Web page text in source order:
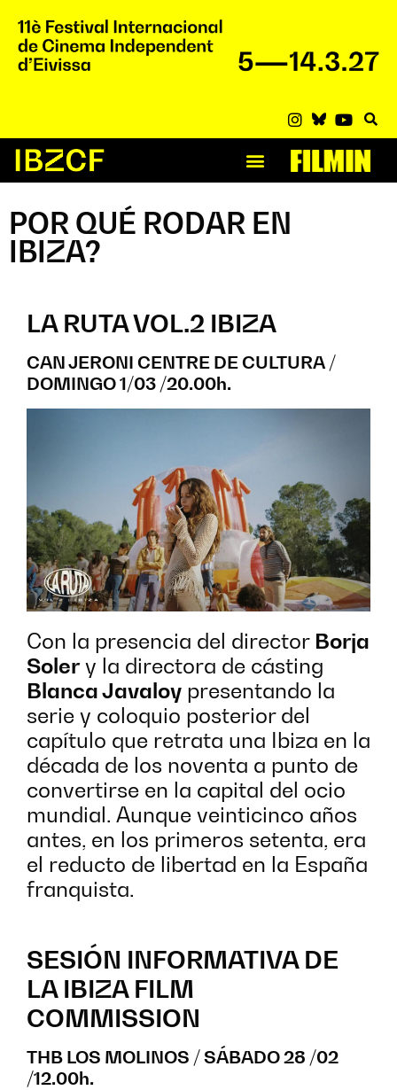
POR QUÉ RODAR EN
IBIZA?
LA RUTA VOL.2 IBIZA
CAN JERONI CENTRE DE CULTURA /
DOMINGO 1/03 /20.00h.
Con la presencia del director Borja
Solery la directora de cásting
Blanca Javaloy presentando la
serie y coloquio posterior del
capítulo que retrata una Ibiza en la
década de los noventa a punto de
convertirse en la capital del ocio
mundial. Aunque veinticinco años
antes, en los primeros setenta, era
el reducto de libertad en la España
franquista.
SESIÓN INFORMATIVA DE
LA IBIZA FILM
COMMISSION
THB LOS MOLINOS / SÁBADO 28 /02
/12.00h.